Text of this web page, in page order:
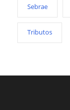
Sebrae
Tributos